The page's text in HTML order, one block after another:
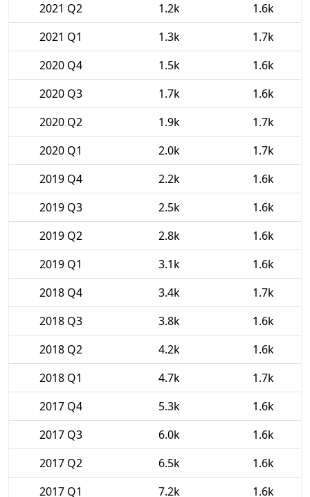
2021 Q2
1.2k
1.6k
2021 Q1
1.3k
1.7k
2020 Q4
1.5k
1.6k
2020 Q3
1.7k
1.6k
2020 Q2
1.9k
1.7k
2020 Q1
2.0k
1.7k
2019 Q4
2.2k
1.6k
2019 Q3
2.5k
1.6k
2019 Q2
2.8k
1.6k
2019 Q1
3.1k
1.6k
2018 Q4
3.4k
1.7k
2018 Q3
3.8k
1.6k
2018 Q2
4.2k
1.6k
2018 Q1
4.7k
1.7k
2017 Q4
5.3k
1.6k
2017 Q3
6.0k
1.6k
2017 Q2
6.5k
1.6k
2017 Q1
7.2k 1.6k